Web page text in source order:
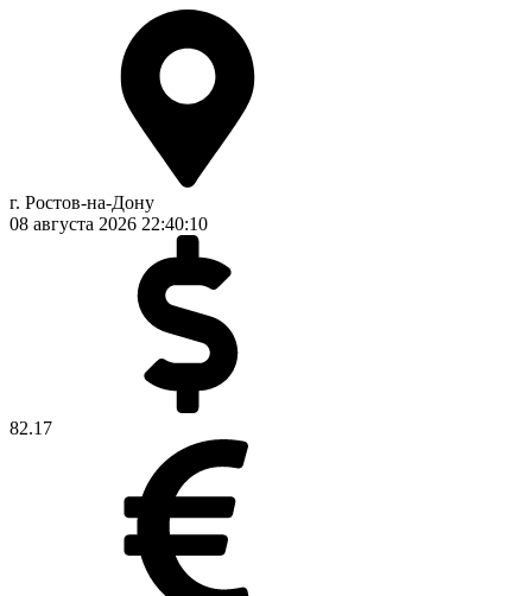
г. Ростов-на-Дону
08 августа 2026 22:40:11
82.17